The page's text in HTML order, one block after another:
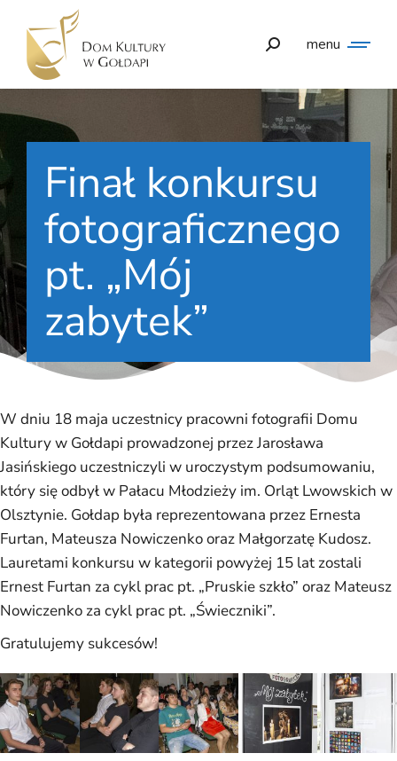
menu
Finał konkursu
fotograficznego
pt. „Mój
zabytek”
W dniu 18 maja uczestnicy pracowni fotografii Domu
Kultury w Gołdapi prowadzonej przez Jarosława
Jasińskiego uczestniczyli w uroczystym podsumowaniu,
który się odbył w Pałacu Młodzieży im. Orląt Lwowskich w
Olsztynie. Gołdap była reprezentowana przez Ernesta
Furtan, Mateusza Nowiczenko oraz Małgorzatę Kudosz.
Lauretami konkursu w kategorii powyżej 15 lat zostali
Ernest Furtan za cykl prac pt. „Pruskie szkło” oraz Mateusz
Nowiczenko za cykl prac pt. „Świeczniki”.
Gratulujemy sukcesów!